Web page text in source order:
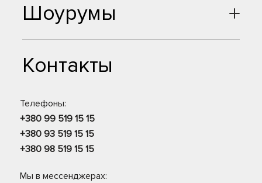
Шоурумы
Контакты
Телефоны:
+380 99 519 15 15
+380 93 519 15 15
+380 98 519 15 15
Мы в мессенджерах: